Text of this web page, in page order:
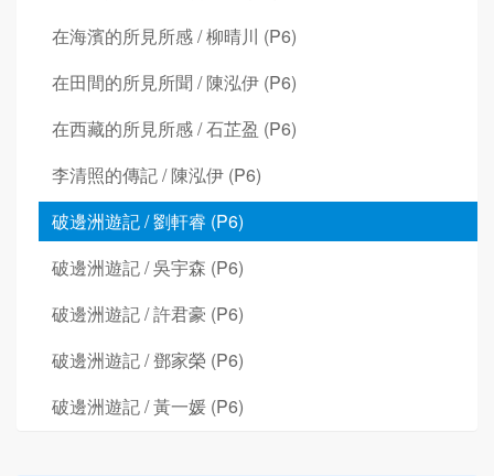
在海濱的所見所感 / 柳晴川 (P6)
在田間的所見所聞 / 陳泓伊 (P6)
在西藏的所見所感 / 石芷盈 (P6)
李清照的傳記 / 陳泓伊 (P6)
破邊洲遊記 / 劉軒睿 (P6)
破邊洲遊記 / 吳宇森 (P6)
破邊洲遊記 / 許君豪 (P6)
破邊洲遊記 / 鄧家榮 (P6)
破邊洲遊記 / 黃一媛 (P6)